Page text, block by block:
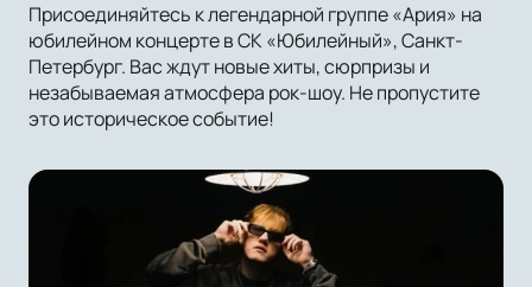
Присоединяйтесь к легендарной группе «Ария» на
юбилейном концерте в СК «Юбилейный», Санкт-
Петербург. Вас ждут новые хиты, сюрпризы и
незабываемая атмосфера рок-шоу. Не пропустите
это историческое событие!